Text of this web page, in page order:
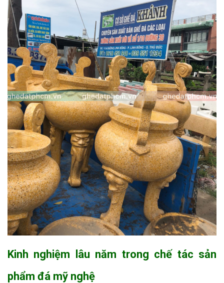
Kinh nghiệm lâu năm trong chế tác sản
phẩm đá mỹ nghệ